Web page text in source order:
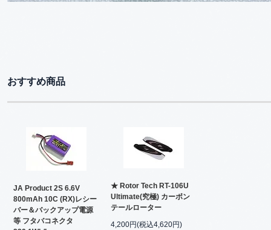
おすすめ商品
JA Product 2S 6.6V
800mAh 10C (RX)レシー
バー＆バックアップ電源
等 フタバコネクタ
★ Rotor Tech RT-106U
Ultimate(究極) カーボン
テールローター
4,200円(税込4,620円)